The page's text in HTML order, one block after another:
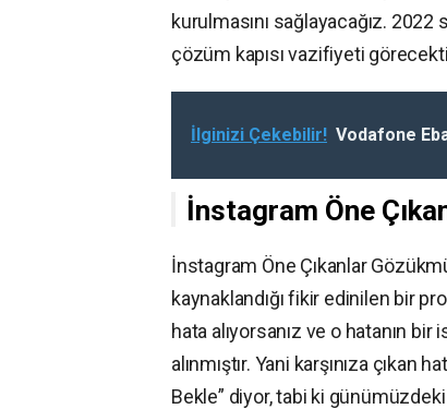
kurulmasını sağlayacağız.
çözüm kapısı vazifiyeti
İlginizi Çekebilir! Vodafone
İnstagram Öne
İnstagram Öne Çıkanlar
kaynaklandığı fikir edinilen bir
hata alıyorsanız ve o hatanın
alınmıştır. Yani karşınıza
Bekle” diyor, tabi ki